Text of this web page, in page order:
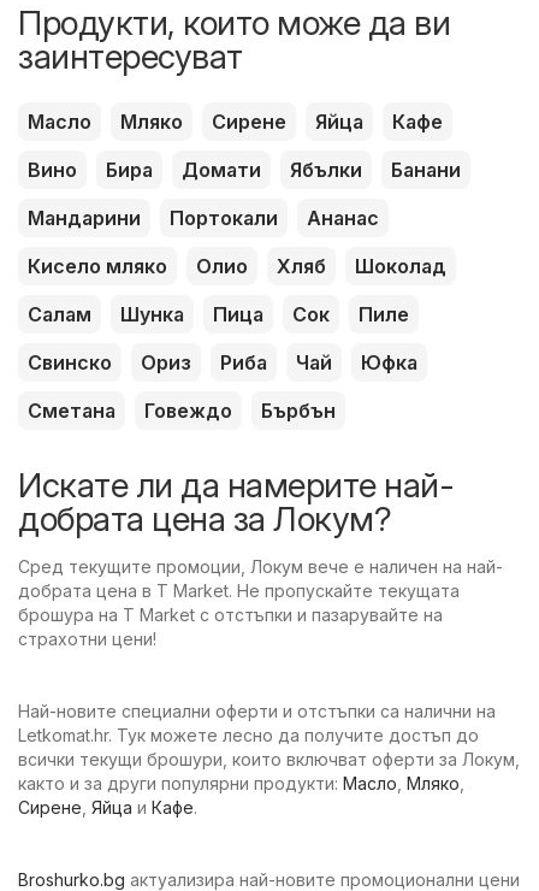
Продукти, които може да ви
заинтересуват
Масло Мляко Сирене Яйца
Кафе
Вино
Бира Домати Ябълки
Банани
Мандарини
Портокали
Ананас
Кисело мляко
Олио Хляб
Шоколад
Салам
Шунка Пица Сок
Пиле
Свинско
Ориз Риба Чай
Юфка
Сметана
Говеждо Бърбън
Искате ли да намерите най-
добрата цена за Локум?
Сред текущите промоции, Локум вече е наличен на най-
добрата цена в T Market. Не пропускайте текущата
брошура на T Market с отстъпки и пазарувайте на
страхотни цени!
Най-новите специални оферти и отстъпки са налични на
Letkomat.hr. Тук можете лесно да получите достъп до
всички текущи брошури, които включват оферти за Локум,
както и за други популярни продукти: Масло Мляко
Сирене Яйца и Кафе.
Broshurko.bg актуализира най-новите промоционални цени